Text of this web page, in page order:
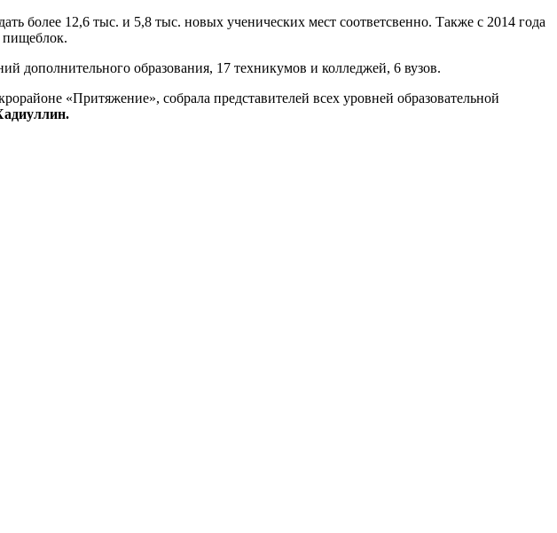
более 12,6 тыс. и 5,8 тыс. новых ученических мест соответсвенно. Также с 2014 года
пищеблок.
дополнительного образования, 17 техникумов и колледжей, 6 вузов.
«Притяжение», собрала представителей всех уровней образовательной